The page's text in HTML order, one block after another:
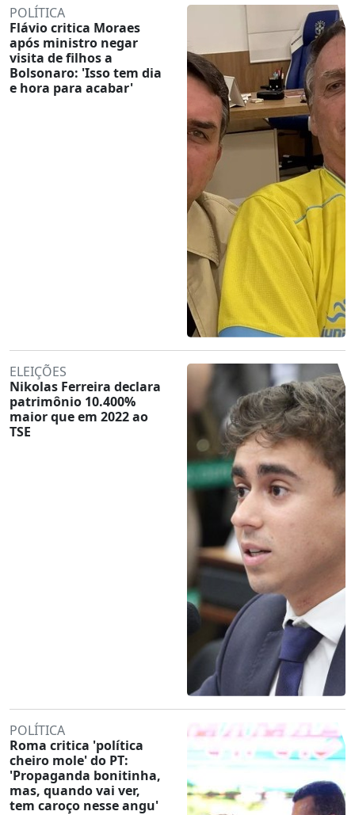
POLÍTICA
Flávio critica Moraes
após ministro negar
visita de filhos a
Bolsonaro: 'Isso tem dia
e hora para acabar'
ELEIÇÕES
Nikolas Ferreira declara
patrimônio 10.400%
maior que em 2022 ao
TSE
POLÍTICA
Roma critica 'política
cheiro mole' do PT:
'Propaganda bonitinha,
mas, quando vai ver,
tem caroço nesse angu'